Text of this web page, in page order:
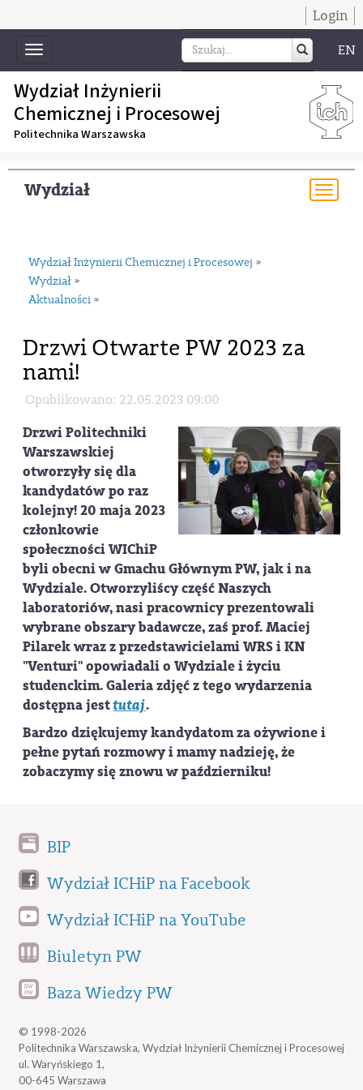
Login
Toggle
navigation
EN
Wydział Inżynierii
Chemicznej i Procesowej
Politechnika Warszawska
Wydział
Wydział Inżynierii Chemicznej i Procesowej »
Wydział »
Aktualności »
Drzwi Otwarte PW 2023 za
nami!
Opublikowano: 22.05.2023 09:00
Drzwi Politechniki
Warszawskiej
otworzyły się dla
kandydatów po raz
kolejny! 20 maja 2023
członkowie
społeczności WIChiP
byli obecni w Gmachu Głównym PW, jak i na
Wydziale. Otworzyliścy część Naszych
laboratoriów, nasi pracownicy prezentowali
wybrane obszary badawcze, zaś prof. Maciej
Pilarek wraz z przedstawicielami WRS i KN
"Venturi" opowiadali o Wydziale i życiu
studenckim. Galeria zdjęć z tego wydarzenia
dostępna jesttutaj.
Bardzo dziękujemy kandydatom za ożywione i
pełne pytań rozmowy i mamy nadzieję, że
zobaczymy się znowu w październiku!
BIP
Wydział ICHiP na Facebook
Wydział ICHiP na YouTube
Biuletyn PW
Baza Wiedzy PW
© 1998-2026
Politechnika Warszawska, Wydział Inżynierii Chemicznej i Procesowej
ul. Waryńskiego 1,
00-645 Warszawa